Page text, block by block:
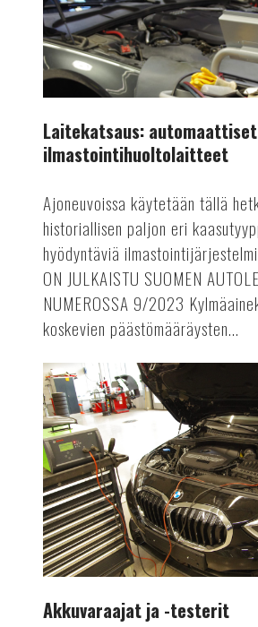
Laitekatsaus: automaattiset
ilmastointihuoltolaitteet
Ajoneuvoissa käytetään tällä
historiallisen paljon eri
hyödyntäviä
ON JULKAISTU SUOMEN
NUMEROSSA 9/2023
koskevien päästömääräysten...
Akkuvaraajat
ja
-
testerit
Akkuvaraajat ja -testerit